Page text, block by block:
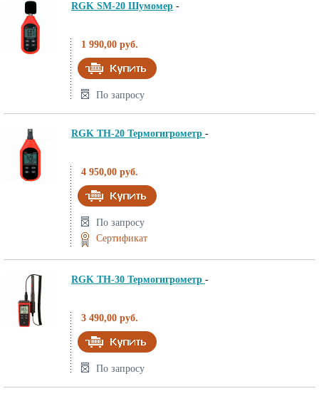
RGK SM-20 Шумомер -
1 990,00 руб.
По запросу
RGK TH-20 Термогигрометр -
4 950,00 руб.
По запросу
Сертификат
RGK TH-30 Термогигрометр -
3 490,00 руб.
По запросу